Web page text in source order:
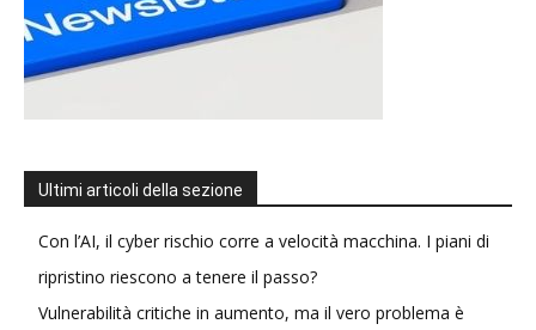
Ultimi articoli della sezione
Con l’AI, il cyber rischio corre a velocità macchina. I piani di
ripristino riescono a tenere il passo?
Vulnerabilità critiche in aumento, ma il vero problema è